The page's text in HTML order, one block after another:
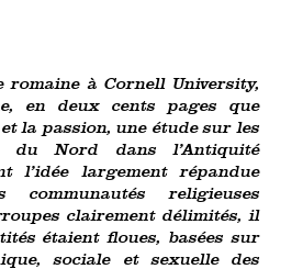
romaine à Cornell University,
en deux cents pages que
la passion, une étude sur les
du Nord dans l’Antiquité
l’idée largement répandue
religieuses
clairement délimités, il
étaient floues, basées sur
sociale et sexuelle des